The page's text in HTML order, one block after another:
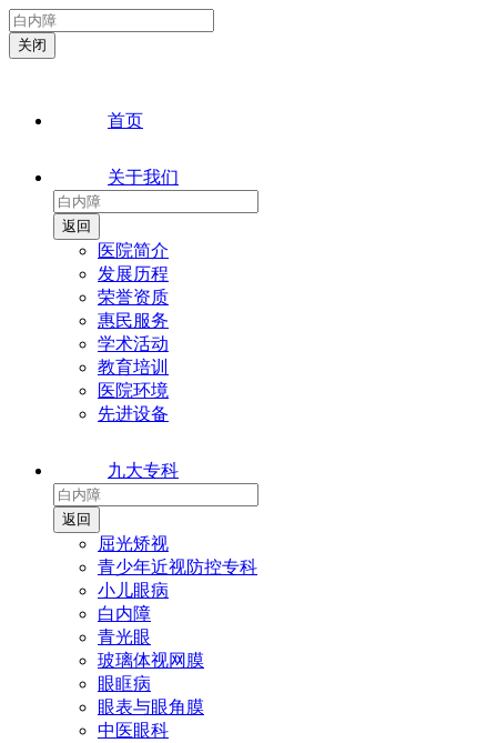
首页
关于我们
医院简介
发展历程
荣誉资质
惠民服务
学术活动
教育培训
医院环境
先进设备
九大专科
屈光矫视
青少年近视防控专科
小儿眼病
白内障
青光眼
玻璃体视网膜
眼眶病
眼表与眼角膜
中医眼科